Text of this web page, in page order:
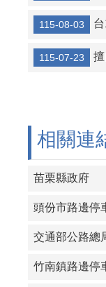
行人走在
無號誌路口
115-08-03 台1
115-07-23
相關連
苗栗縣政府
頭份市路邊停
交通部公路總
竹南鎮路邊停